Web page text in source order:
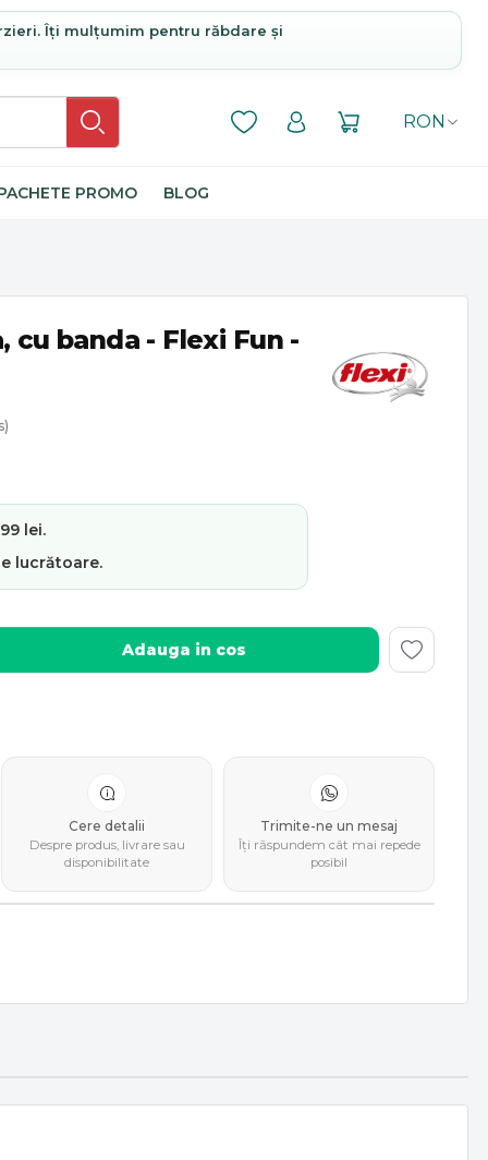
Îți mulțumim pentru răbdare și
RON
PROMO BLOG
cu banda - Flexi Fun -
lei.
lucrătoare.
Adauga in cos
Cere detalii
Despre produs, livrare sau
disponibilitate
Trimite-ne un mesaj
Îți răspundem cât mai repede
posibil